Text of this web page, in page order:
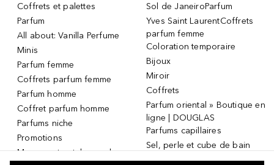
Coffrets et palettes
Parfum
All about: Vanilla Perfume
Minis
Parfum femme
Coffrets parfum femme
Parfum homme
Coffret parfum homme
Parfums niche
Promotions
Masque et patch pour les
Sol de JaneiroParfum
Yves Saint LaurentCoffrets
parfum femme
Coloration temporaire
Bijoux
Miroir
Coffrets
Parfum oriental » Boutique en
ligne | DOUGLAS
Parfums capillaires
Sel, perle et cube de bain
Dermaroller